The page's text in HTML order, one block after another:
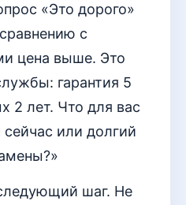
«Это дорого»
с
цена выше. Это
гарантия 5
2 лет. Что для вас
или долгий
шаг. Не